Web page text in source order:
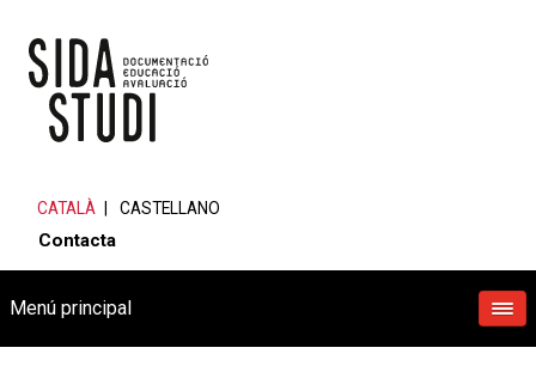
CATALÀ CASTELLANO
Contacta
Menú principal